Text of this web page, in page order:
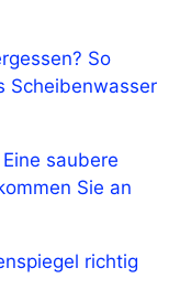
So
Scheibenwasser
saubere
Sie an
richtig